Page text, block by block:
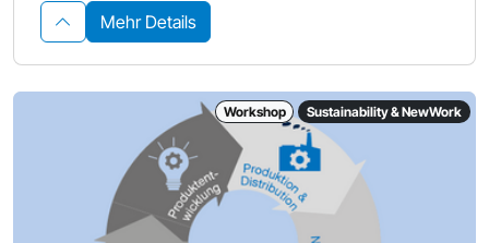
Mehr Details
Workshop Sustainability & NewWork